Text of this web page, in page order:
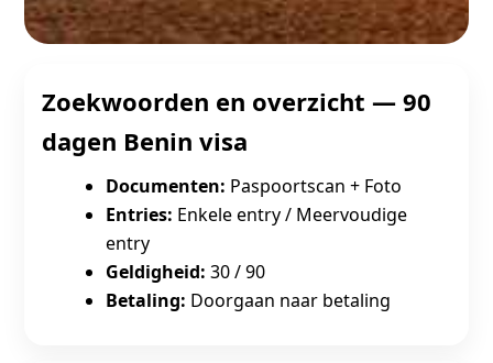
Zoekwoorden en overzicht — 90
dagen Benin visa
Documenten: Paspoortscan + Foto
Entries: Enkele entry / Meervoudige
entry
Geldigheid: 30 / 90
Betaling: Doorgaan naar betaling